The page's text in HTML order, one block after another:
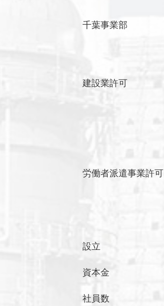
千葉事業部
建設業許可
労働者派遣事業許可
設立
資本金
社員数